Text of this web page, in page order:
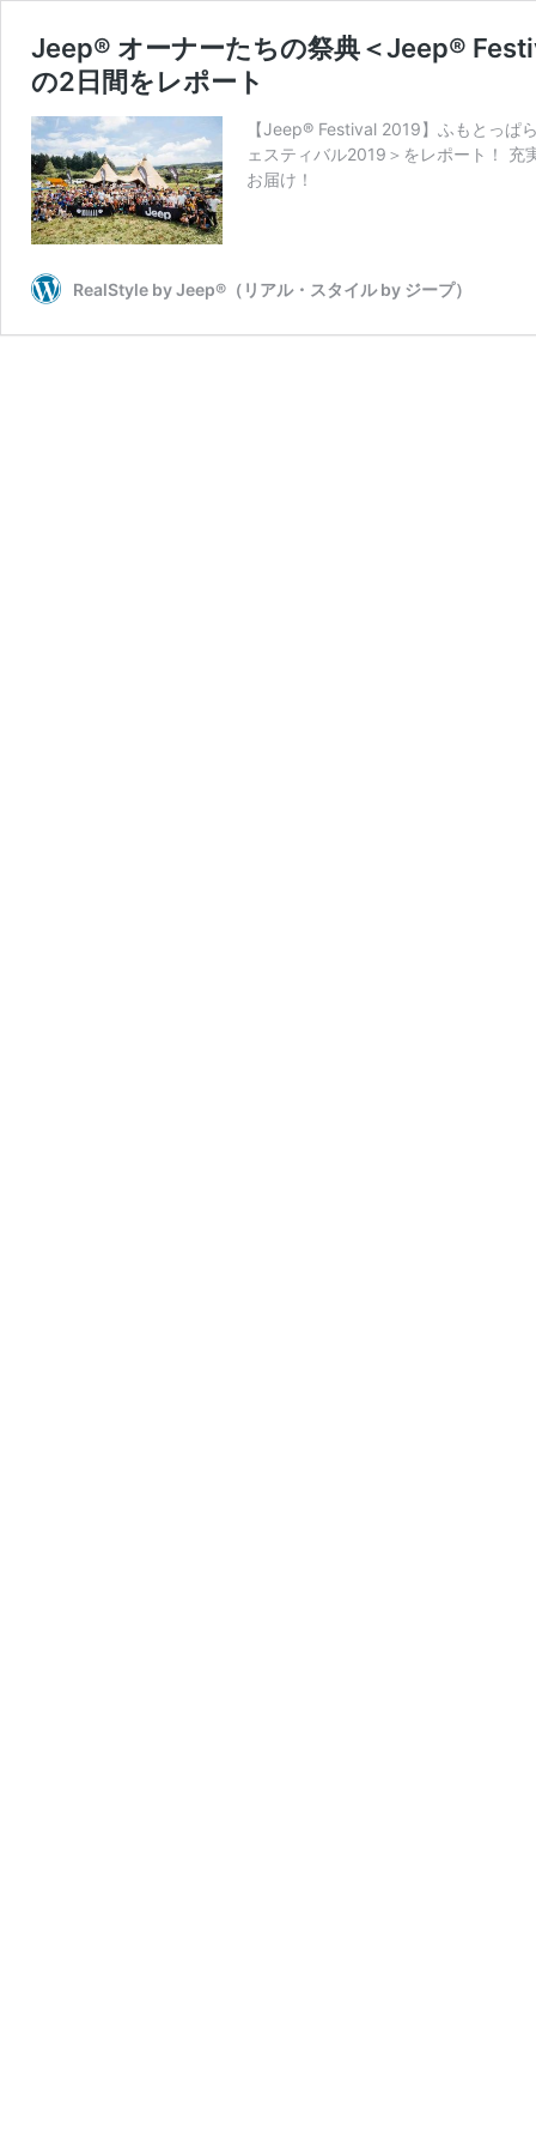
Jeep® オーナーたちの祭典＜Jeep®
の2日間をレポート
【Jeep® Festival 2019】ふもとっぱ
ェスティバル2019＞をレポート！ 充
お届け！
RealStyle by Jeep®（リアル・スタイル by ジープ）